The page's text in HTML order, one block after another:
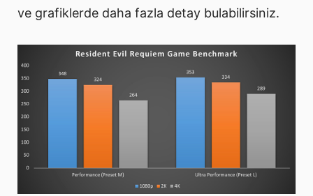
ve grafiklerde daha fazla detay bulabilirsiniz.